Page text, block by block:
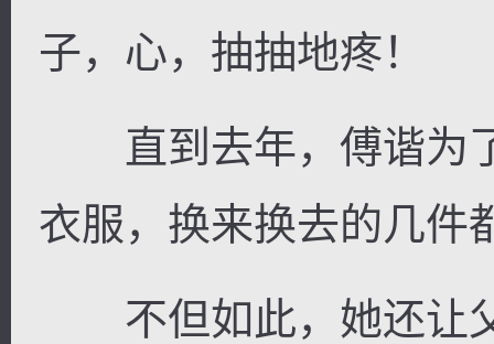
子，心，抽抽地疼！
直到去年，傅谐为
衣服，换来换去的几件
不但如此，她还让